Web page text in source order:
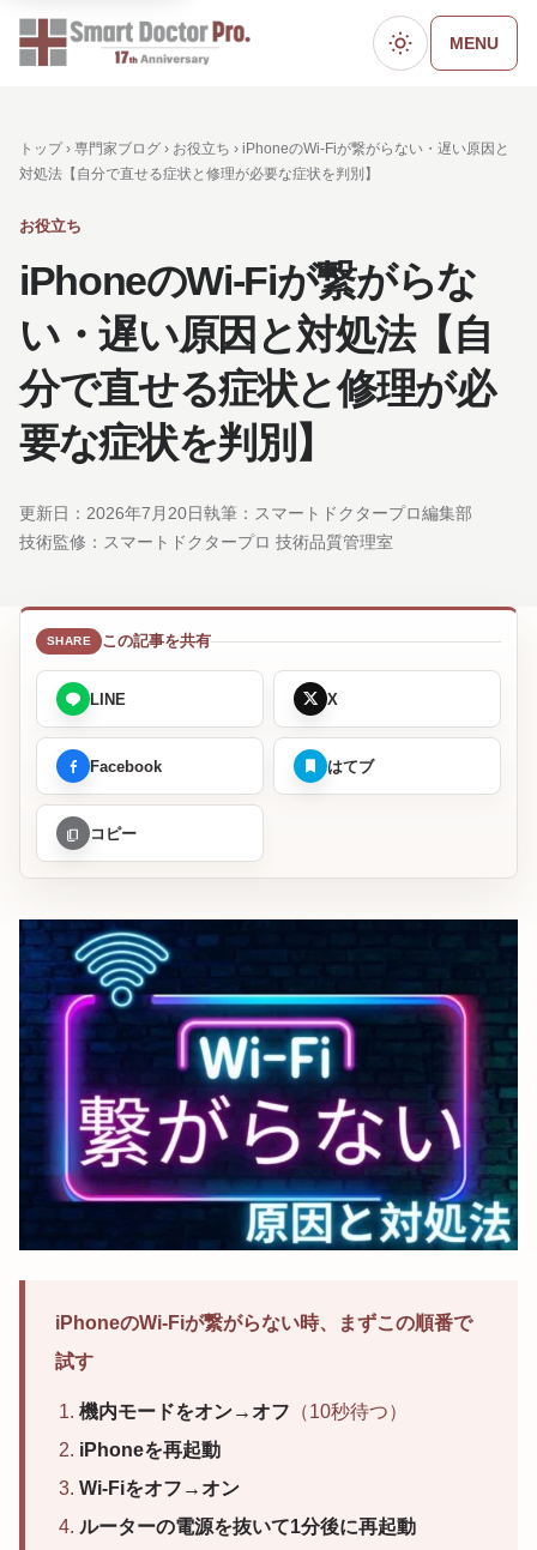
ダークモード
MENU
トップ › 専門家ブログ › お役立ち › iPhoneのWi-Fiが繋がらない・遅い原因と
対処法【自分で直せる症状と修理が必要な症状を判別】
お役立ち
iPhoneのWi-Fiが繋がらな
い・遅い原因と対処法【自
分で直せる症状と修理が必
要な症状を判別】
更新日： 2026年7月20日執筆：スマートドクタープロ編集部
技術監修： スマートドクタープロ 技術品質管理室
この記事を共有
LINE X
Facebook はてブ
コピー
iPhoneのWi-Fiが繋がらない時、まずこの順番で
試す
機内モードをオン→オフ （10秒待つ）
iPhoneを再起動
Wi-Fiをオフ→オン
ルーターの電源を抜いて1分後に再起動